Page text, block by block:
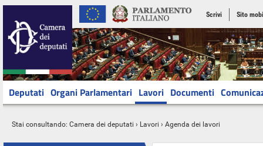
Scrivi Sito
Deputati Organi Parlamentari Lavori Documenti
Stai consultando: Camera dei deputati › Lavori › Agenda dei lavori